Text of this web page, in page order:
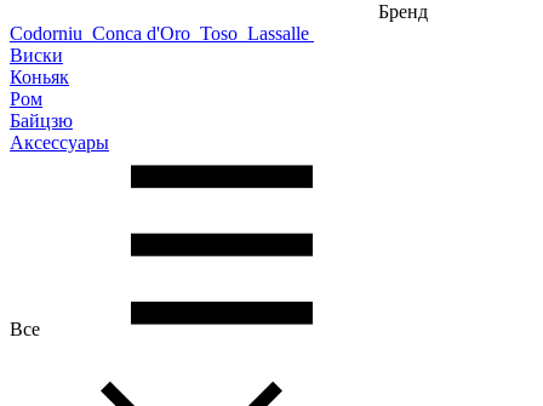
Бренд
Codorniu Conca d'Oro Toso Lassalle
Виски
Коньяк
Ром
Байцзю
Аксессуары
Все